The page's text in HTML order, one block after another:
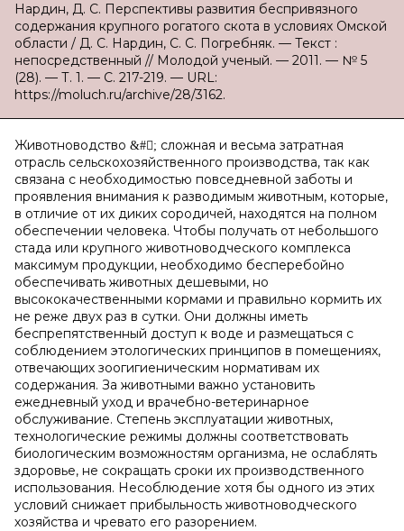
Нардин, Д. С. Перспективы развития беспривязного
содержания крупного рогатого скота в условиях Омской
области / Д. С. Нардин, С. С. Погребняк. — Текст :
непосредственный // Молодой ученый. — 2011. — № 5
(28). — Т. 1. — С. 217-219. — URL:
https://moluch.ru/archive/28/3162.
Животноводство &#; сложная и весьма затратная
отрасль сельскохозяйственного производства, так как
связана с необходимостью повседневной заботы и
проявления внимания к разводимым животным, которые,
в отличие от их диких сородичей, находятся на полном
обеспечении человека. Чтобы получать от небольшого
стада или крупного животноводческого комплекса
максимум продукции, необходимо бесперебойно
обеспечивать животных дешевыми, но
высококачественными кормами и правильно кормить их
не реже двух раз в сутки. Они должны иметь
беспрепятственный доступ к воде и размещаться с
соблюдением этологических принципов в помещениях,
отвечающих зоогигиеническим нормативам их
содержания. За животными важно установить
ежедневный уход и врачебно-ветеринарное
обслуживание. Степень эксплуатации животных,
технологические режимы должны соответствовать
биологическим возможностям организма, не ослаблять
здоровье, не сокращать сроки их производственного
использования. Несоблюдение хотя бы одного из этих
условий снижает прибыльность животноводческого
хозяйства и чревато его разорением.